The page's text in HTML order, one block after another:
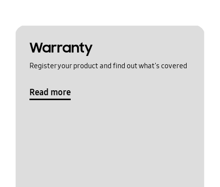
Warranty
Register your product and find out what's covered
Read more